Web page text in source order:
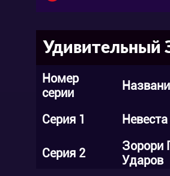
из положения.Как
любимой? Как же
просто включив новую
озвучке на нашем
А если всё-таки
Удивительный
Номер
серии
Серия 1
Серия 2
Зорори
Ударов